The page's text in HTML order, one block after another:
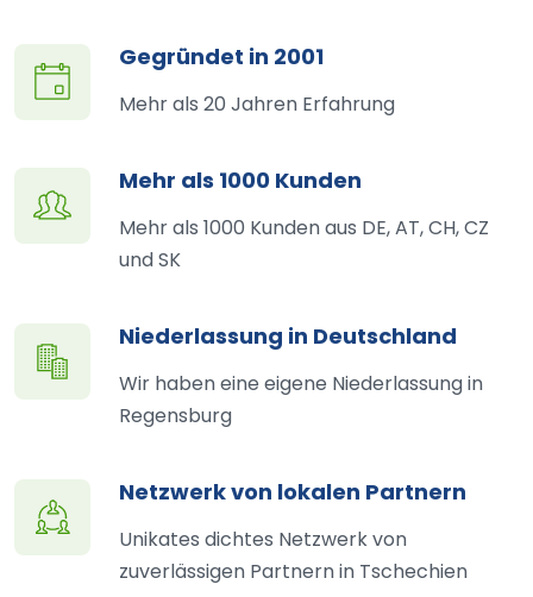
Gegründet in 2001
Mehr als 20 Jahren Erfahrung
Mehr als 1000 Kunden
Mehr als 1000 Kunden aus DE, AT, CH, CZ
und SK
Niederlassung in Deutschland
Wir haben eine eigene Niederlassung in
Regensburg
Netzwerk von lokalen Partnern
Unikates dichtes Netzwerk von
zuverlässigen Partnern in Tschechien